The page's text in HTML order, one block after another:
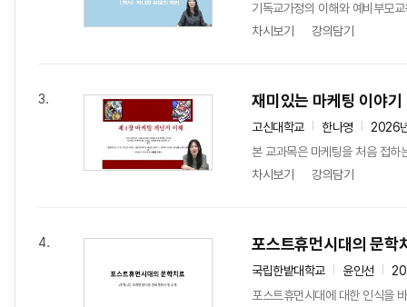
기독교가정의 이해와 예비부모교
차시보기
강의담기
3. 재미있는 마케팅 이야기
고신대학교 한나영
2026
본 교과목은 마케팅을 처음 접하
차시보기
강의담기
4. 포스트휴먼시대의 문학
국립한밭대학교 윤인선
포스트휴먼시대에 대한 인식을